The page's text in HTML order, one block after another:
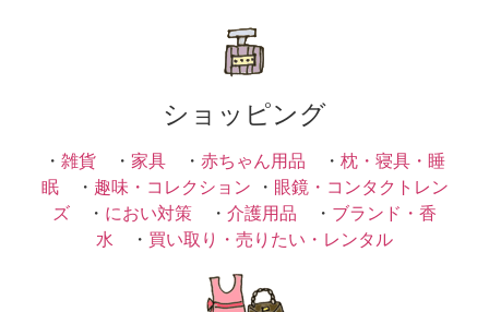
ショッピング
・ 雑貨 ・ 家具 ・ 赤ちゃん用品 ・ 枕・寝具・睡
眠・ 趣味・コレクション ・ 眼鏡・コンタクトレン
ズ ・ におい対策 ・ 介護用品 ・ ブランド・香
水 ・ 買い取り・売りたい・レンタル